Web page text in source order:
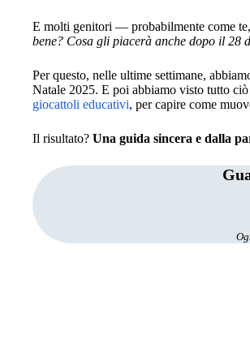
E molti genitori — probabilmente come
bene? Cosa gli piacerà anche dopo il 28
Per questo, nelle ultime settimane,
Natale 2025. E poi abbiamo visto tutto
giocattoli educativi, per capire come
Il risultato? Una guida sincera e dalla